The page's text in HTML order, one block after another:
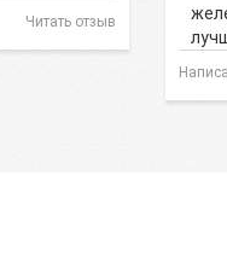
Читать отзыв